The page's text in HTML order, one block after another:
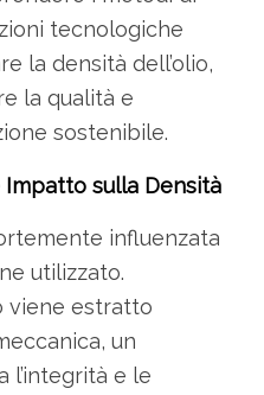
tecnologiche
la densità dell’olio,
la qualità e
sostenibile.
sulla Densità
influenzata
utilizzato.
viene estratto
un
l’integrità e le